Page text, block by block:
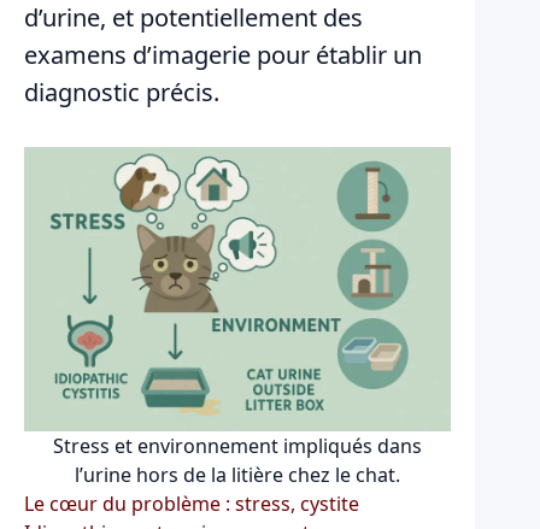
d’urine, et potentiellement des
examens d’imagerie pour établir un
diagnostic précis.
Stress et environnement impliqués dans
l’urine hors de la litière chez le chat.
Le cœur du problème : stress, cystite